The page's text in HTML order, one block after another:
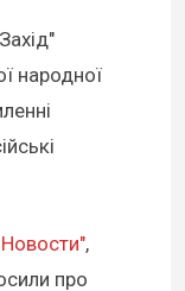
народної
,
про